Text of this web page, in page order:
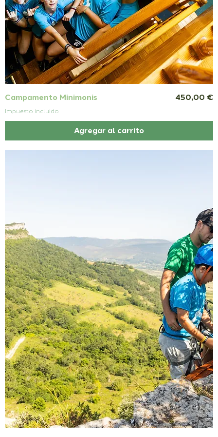
Campamento Minimonis Precio
450,00 €
Impuesto incluido
Agregar al carrito